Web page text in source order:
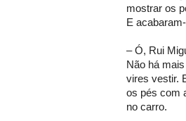
mostrar os
E
– Ó, Rui
Não há
vires vestir.
os pés com
no carro.